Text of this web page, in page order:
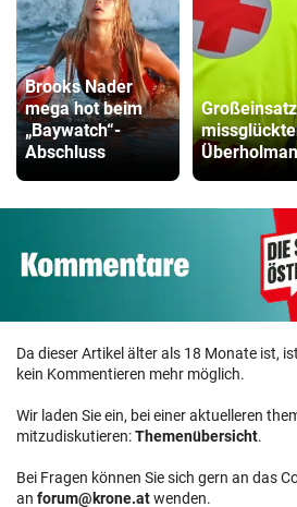
Brooks Nader
mega hot beim
„Baywatch“-
Abschluss
Da dieser Artikel älter als 18 Monate ist,
kein Kommentieren mehr möglich.
Wir laden Sie ein, bei einer aktuelleren
mitzudiskutieren:Themenübersicht.
Bei Fragen können Sie sich gern an das
an forum@krone.atwenden.